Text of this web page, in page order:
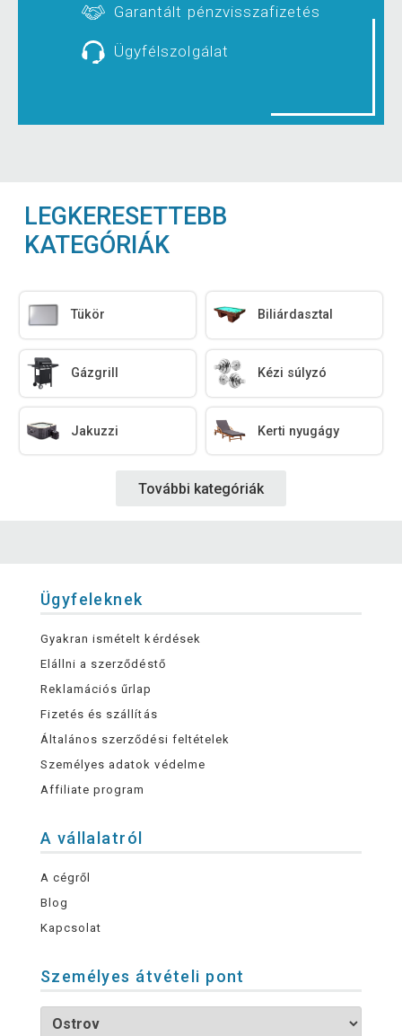
Garantált pénzvisszafizetés
Ügyfélszolgálat
LEGKERESETTEBB
KATEGÓRIÁK
Tükör Biliárdasztal
Gázgrill Kézi súlyzó
Jakuzzi Kerti nyugágy
További kategóriák
Ügyfeleknek
Gyakran ismételt kérdések
Elállni a szerződéstő
Reklamációs űrlap
Fizetés és szállítás
Általános szerződési feltételek
Személyes adatok védelme
Affiliate program
A vállalatról
A cégről
Blog
Kapcsolat
Személyes átvételi pont